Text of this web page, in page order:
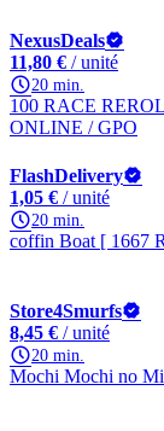
NexusDeals
11,80 € / unité
20 min.
100 RACE
ONLINE / GPO
FlashDelivery
1,05 € / unité
20 min.
coffin Boat [ 1667
Store4Smurfs
8,45 € / unité
20 min.
Mochi Mochi no